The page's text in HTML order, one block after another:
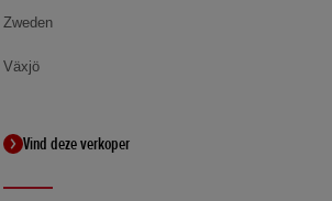
Zweden
Växjö
Vind deze verkoper